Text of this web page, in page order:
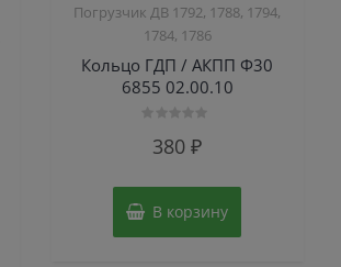
Погрузчик ДВ 1792, 1788, 1794,
1784, 1786
Кольцо ГДП / АКПП Ф30
6855 02.00.10
380₽
В корзину